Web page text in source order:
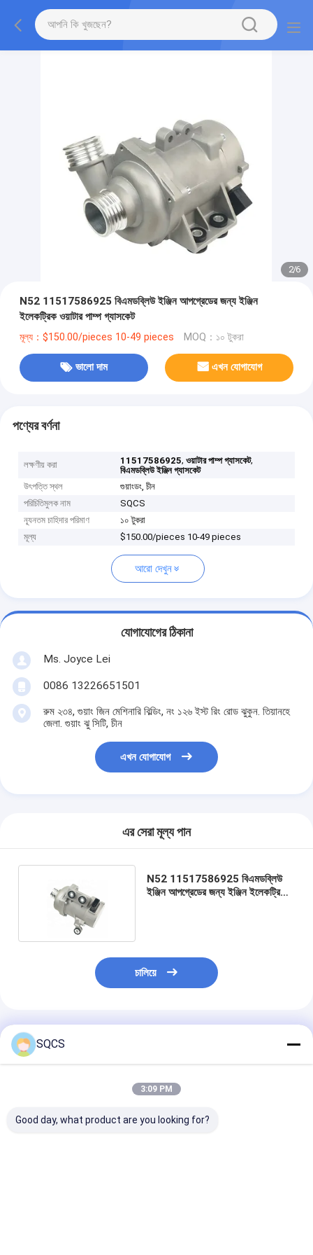
2/6
N52 11517586925 বিএমডব্লিউ ইঞ্জিন আপগ্রেডের জন্য ইঞ্জিন
ইলেকট্রিক ওয়াটার পাম্প গ্যাসকেট
মূল্য：$150.00/pieces 10-49 pieces MOQ：১০ টুকরা
ভালো দাম এখন যোগাযোগ
পণ্যের বর্ণনা
লক্ষণীয় করা 11517586925,ওয়াটার পাম্প গ্যাসকেট,
বিএমডব্লিউ ইঞ্জিন গ্যাসকেট
উৎপত্তি স্থল
গুয়াংডং, চীন
পরিচিতিমুলক নাম
SQCS
ন্যূনতম চাহিদার পরিমাণ
১০ টুকরা
মূল্য
$150.00/pieces 10-49 pieces
আরো দেখুন
যোগাযোগের ঠিকানা
Ms. Joyce Lei
0086 13226651501
রুম ২৩৪, গুয়াং জিন মেশিনারি বিল্ডিং, নং ১২৬ ইস্ট রিং রোড ঝুকুন. তিয়ানহে
জেলা. গুয়াং ঝু সিটি, চীন
এখন যোগাযোগ
এর সেরা মূল্য পান
N52 11517586925 বিএমডব্লিউ
ইঞ্জিন আপগ্রেডের জন্য ইঞ্জিন ইলেকট্রিক
চালিয়ে
প্রস্তাবিত পণ্য
SQCS
3:09 PM
Good day, what product are you looking for?